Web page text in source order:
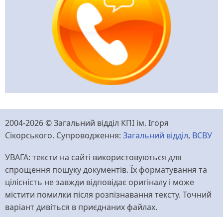
2004-2026 © Загальний відділ КПІ ім. Ігоря
Сікорського. Супроводження: Загальний відділ, ВСВУ
УВАГА: тексти на сайті використовуються для
спрощення пошуку документів. Їх форматування та
цілісність не завжди відповідає оригіналу і може
містити помилки після розпізнавання тексту. Точний
варіант дивіться в приєднаних файлах.